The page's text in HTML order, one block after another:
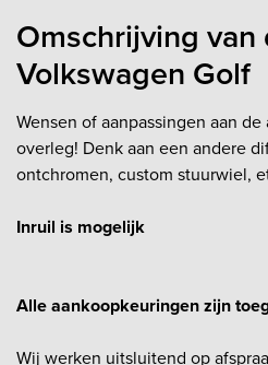
Omschrijving van
Volkswagen Golf
Wensen of aanpassingen aan
overleg! Denk aan een andere
ontchromen, custom stuurwiel,
Inruil is mogelijk
Alle aankoopkeuringen zijn
Wij werken uitsluitend op